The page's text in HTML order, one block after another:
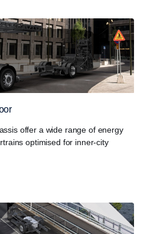
offer a wide range of energy
optimised for inner-city